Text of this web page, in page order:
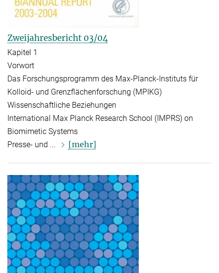
Zweijahresbericht 03/04
Kapitel 1
Vorwort
Das Forschungsprogramm des Max-Planck-Instituts für
Kolloid- und Grenzflächenforschung (MPIKG)
Wissenschaftliche Beziehungen
International Max Planck Research School (IMPRS) on
Biomimetic Systems
Presse- und ...
[mehr]